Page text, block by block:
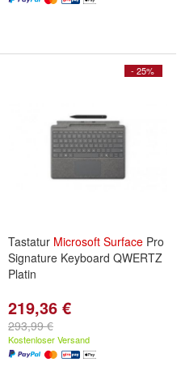
- 25%
Tastatur Microsoft Surface Pro
Signature Keyboard QWERTZ
Platin
219,36 €
293,99 €
Kostenloser Versand